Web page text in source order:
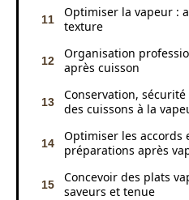
Optimiser la vapeur :
texture
Organisation
après cuisson
Conservation,
des cuissons à la
Optimiser les accords
préparations après
Concevoir des plats
saveurs et tenue